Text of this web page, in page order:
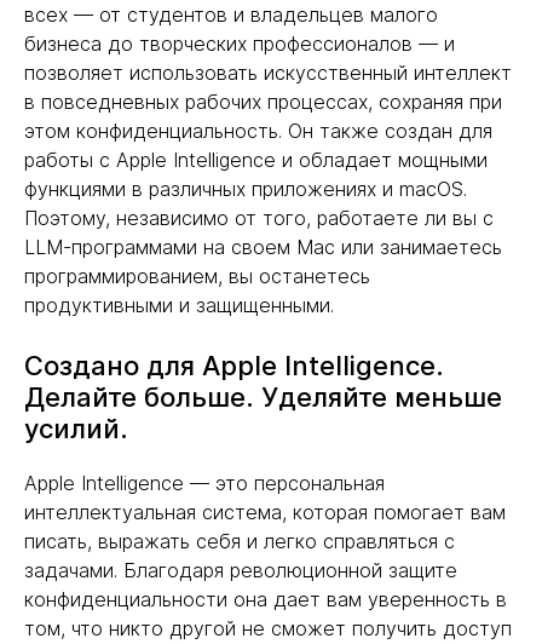
всех — от студентов и владельцев малого
бизнеса до творческих профессионалов — и
позволяет использовать искусственный интеллект
в повседневных рабочих процессах, сохраняя при
этом конфиденциальность. Он также создан для
работы с Apple Intelligence и обладает мощными
функциями в различных приложениях и macOS.
Поэтому, независимо от того, работаете ли вы с
LLM-программами на своем Mac или занимаетесь
программированием, вы останетесь
продуктивными и защищенными.
Создано для Apple Intelligence.
Делайте больше. Уделяйте меньше
усилий.
Apple Intelligence — это персональная
интеллектуальная система, которая помогает вам
писать, выражать себя и легко справляться с
задачами. Благодаря революционной защите
конфиденциальности она дает вам уверенность в
том, что никто другой не сможет получить доступ